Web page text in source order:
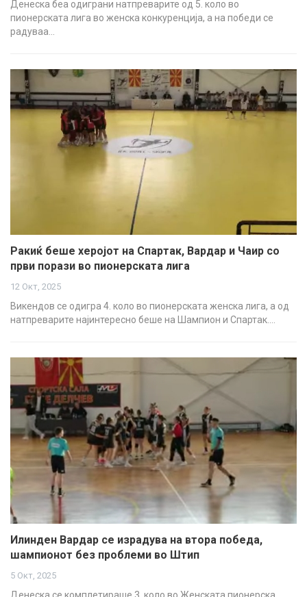
Денеска беа одиграни натпреварите од 5. коло во
пионерската лига во женска конкуренција, а на победи се
радуваа…
Ракиќ беше херојот на Спартак, Вардар и Чаир со
први порази во пионерската лига
12 Окт, 2025
Викендов се одигра 4. коло во пионерската женска лига, а од
натпреварите најинтересно беше на Шампион и Спартак.…
Илинден Вардар се израдува на втора победа,
шампионот без проблеми во Штип
5 Окт, 2025
Денеска се комплетираше 3. коло во Женската пионерска